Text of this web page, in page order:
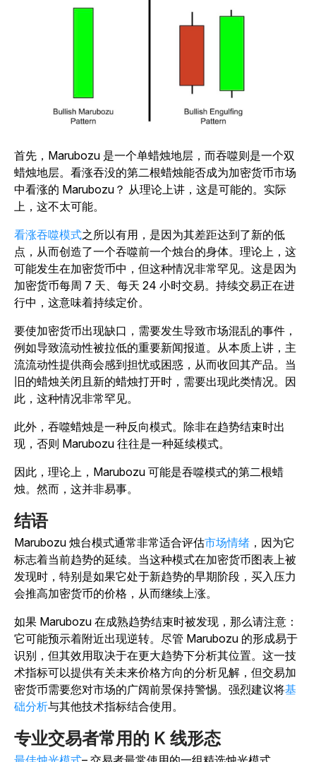
首先，Marubozu 是一个单蜡烛地层，而吞噬则是一个双
蜡烛地层。看涨吞没的第二根蜡烛能否成为加密货币市场
中看涨的 Marubozu？ 从理论上讲，这是可能的。实际
上，这不太可能。
看涨吞噬模式之所以有用，是因为其差距达到了新的低
点，从而创造了一个吞噬前一个烛台的身体。理论上，这
可能发生在加密货币中，但这种情况非常罕见。这是因为
加密货币每周 7 天、每天 24 小时交易。持续交易正在进
行中，这意味着持续定价。
要使加密货币出现缺口，需要发生导致市场混乱的事件，
例如导致流动性被拉低的重要新闻报道。从本质上讲，主
流流动性提供商会感到担忧或困惑，从而收回其产品。当
旧的蜡烛关闭且新的蜡烛打开时，需要出现此类情况。因
此，这种情况非常罕见。
此外，吞噬蜡烛是一种反向模式。除非在趋势结束时出
现，否则 Marubozu 往往是一种延续模式。
因此，理论上，Marubozu 可能是吞噬模式的第二根蜡
烛。然而，这并非易事。
结语
Marubozu 烛台模式通常非常适合评估市场情绪 ，因为它
标志着当前趋势的延续。当这种模式在加密货币图表上被
发现时，特别是如果它处于新趋势的早期阶段，买入压力
会推高加密货币的价格，从而继续上涨。
如果 Marubozu 在成熟趋势结束时被发现，那么请注意：
它可能预示着附近出现逆转。尽管 Marubozu 的形成易于
识别，但其效用取决于在更大趋势下分析其位置。这一技
术指标可以提供有关未来价格方向的分析见解，但交易加
密货币需要您对市场的广阔前景保持警惕。强烈建议将基
础分析与其他技术指标结合使用。
专业交易者常用的 K 线形态